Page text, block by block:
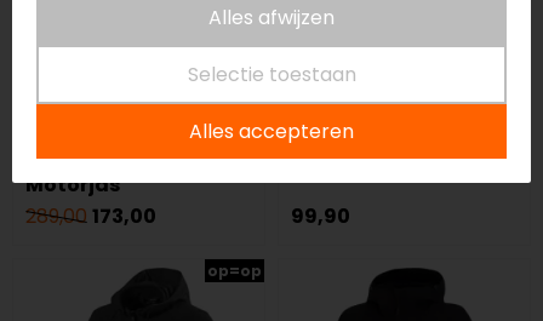
Liden Dames
Motorjas
289,00173,00
Modeka
Clarke Motorjas
99,90
op=op
Alles afwijzen
Selectie toestaan
Alles accepteren